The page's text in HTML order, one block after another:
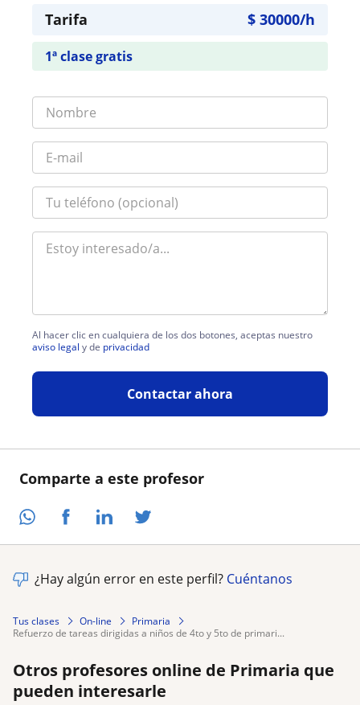
Comparte a este profesor
Tarifa $ 30000/h
1ª clase gratis
Al hacer clic en cualquiera de los dos botones, aceptas nuestro
aviso legal y de privacidad
Contactar ahora
¿Hay algún error en este perfil? Cuéntanos
Tus clases On-line
Primaria
refuerzo de tareas dirigidas a niños de 4to y 5to de primari...
Otros profesores online de Primaria que
pueden interesarle